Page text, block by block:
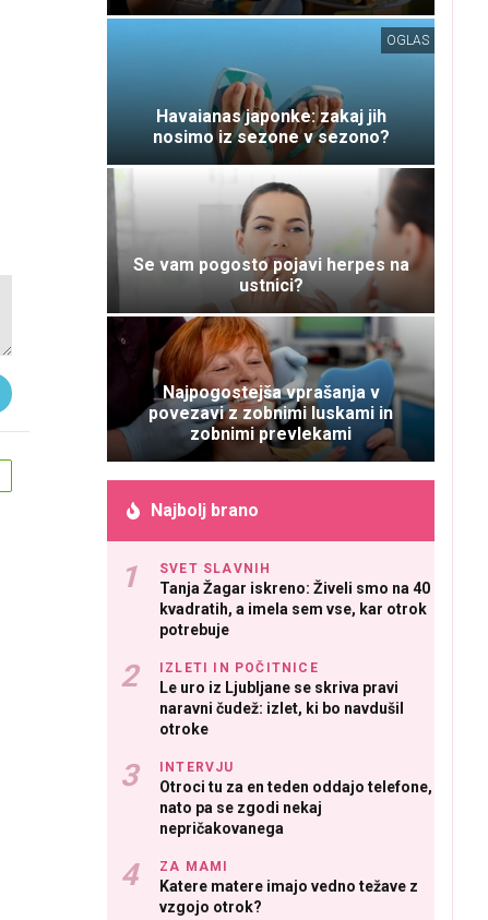
OGLAS
Havaianas japonke: zakaj jih
nosimo iz sezone v sezono?
Se vam pogosto pojavi herpes na
ustnici?
Najpogostejša vprašanja v
povezavi z zobnimi luskami in
zobnimi prevlekami
Najbolj brano
SVET SLAVNIH
Tanja Žagar iskreno: Živeli smo na 40
kvadratih, a imela sem vse, kar otrok
potrebuje
IZLETI IN POČITNICE
Le uro iz Ljubljane se skriva pravi
naravni čudež: izlet, ki bo navdušil
otroke
INTERVJU
Otroci tu za en teden oddajo telefone,
nato pa se zgodi nekaj
nepričakovanega
ZA MAMI
Katere matere imajo vedno težave z
vzgojo otrok?